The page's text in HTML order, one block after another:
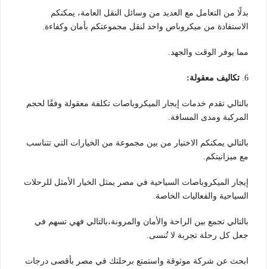
بدلًا من التعامل مع العديد من وسائل النقل العامة، يمكنكم
الاستفادة من ميكروباص واحد لنقل مجموعتكم بأمان وكفاءة.
مما يوفر الوقت والجهد.
6. تكاليف معقولة:
بالتالي تقدم خدمات إيجار الميكروباصات تكلفة معقولة وفقًا لحجم
المركبة ومدى المسافة.
بالتالي يمكنكم الاختيار من بين مجموعة من الخيارات التي تتناسب
مع ميزانيتكم.
إيجار الميكروباصات السياحية في مصر يمثل الخيار الأمثل للرحلات
السياحية والفعاليات الخاصة.
بالتالي تجمع بين الراحة والأمان والمرونة،بالتالي فهي تسهم في
جعل كل رحلة تجربة لا تُنسى.
ابحث عن شركة موثوقة واستمتع برحلتك في مصر بأقصى درجات